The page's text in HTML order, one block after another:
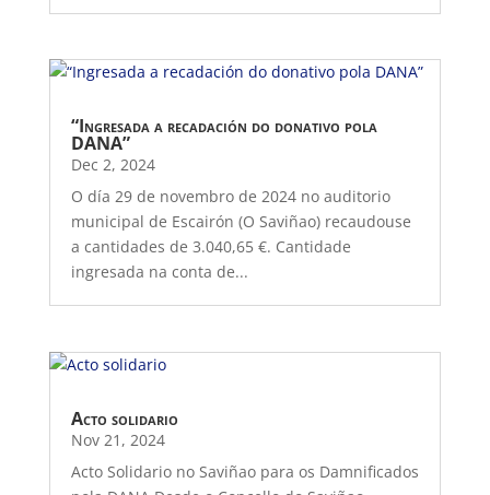
“Ingresada a recadación do donativo pola
DANA”
Dec 2, 2024
O día 29 de novembro de 2024 no auditorio
municipal de Escairón (O Saviñao) recaudouse
a cantidades de 3.040,65 €. Cantidade
ingresada na conta de...
Acto solidario
Nov 21, 2024
Acto Solidario no Saviñao para os Damnificados